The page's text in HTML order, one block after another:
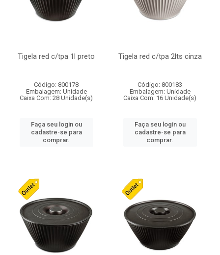
Tigela red c/tpa 1l preto
Código: 800178
Embalagem: Unidade
Caixa Com: 28 Unidade(s)
Faça seu login ou
cadastre-se para
comprar.
Tigela red c/tpa 2lts cinza
Código: 800183
Embalagem: Unidade
Caixa Com: 16 Unidade(s)
Faça seu login ou
cadastre-se para
comprar.